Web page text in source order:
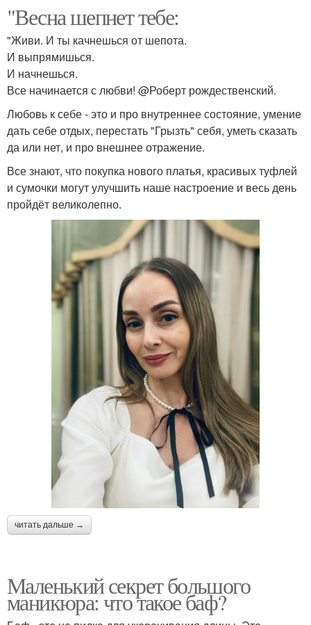
"Весна шепнет тебе:
"Живи. И ты качнешься от шепота.
И выпрямишься.
И начнешься.
Все начинается с любви! @Роберт рождественский.
Любовь к себе - это и про внутреннее состояние, умение
дать себе отдых, перестать "Грызть" себя, уметь сказать
да или нет, и про внешнее отражение.
Все знают, что покупка нового платья, красивых туфлей
и сумочки могут улучшить наше настроение и весь день
пройдёт великолепно.
читать дальше →
Маленький секрет большого
маникюра: что такое баф?